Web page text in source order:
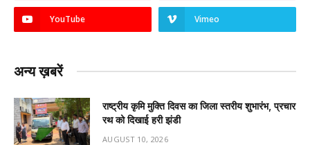
YouTube Vimeo
अन्य ख़बरें
राष्ट्रीय कृमि मुक्ति दिवस का जिला स्तरीय शुभारंभ, प्रचार
रथ को दिखाई हरी झंडी
AUGUST 10, 2026